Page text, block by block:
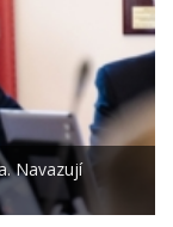
Navazují